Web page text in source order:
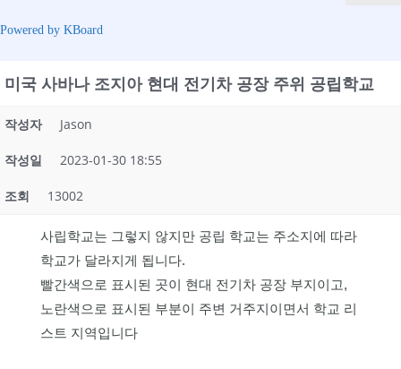
Powered by KBoard
미국 사바나 조지아 현대 전기차 공장 주위 공립학교
작성자 Jason
작성일 2023-01-30 18:55
조회 13002
사립학교는 그렇지 않지만 공립 학교는 주소지에 따라
학교가 달라지게 됩니다.
빨간색으로 표시된 곳이 현대 전기차 공장 부지이고,
노란색으로 표시된 부분이 주변 거주지이면서 학교 리
스트 지역입니다